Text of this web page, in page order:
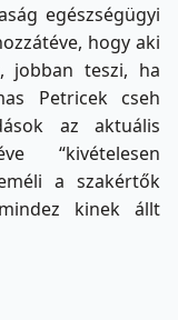
egészségügyi
hogy aki
jobban teszi, ha
Petricek cseh
az aktuális
“kivételesen
a szakértők
kinek állt